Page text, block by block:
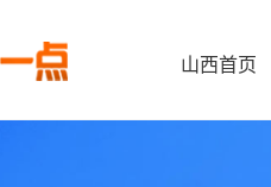
山西首页